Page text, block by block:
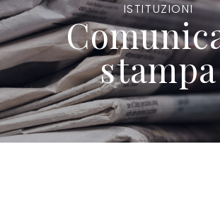
ISTITUZIONI
stampa